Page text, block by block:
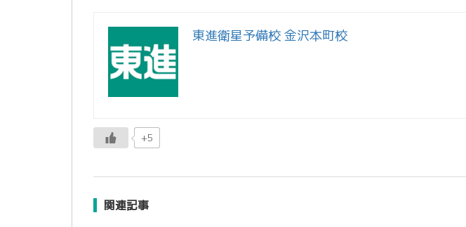
東進衛星予備校 金沢本町校
+5
関連記事